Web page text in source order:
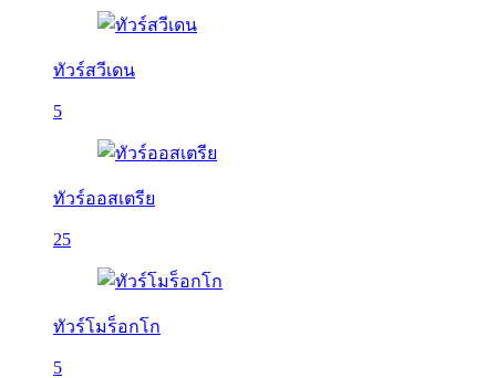
ทัวร์สวีเดน
5
ทัวร์ออสเตรีย
25
ทัวร์โมร็อกโก
5